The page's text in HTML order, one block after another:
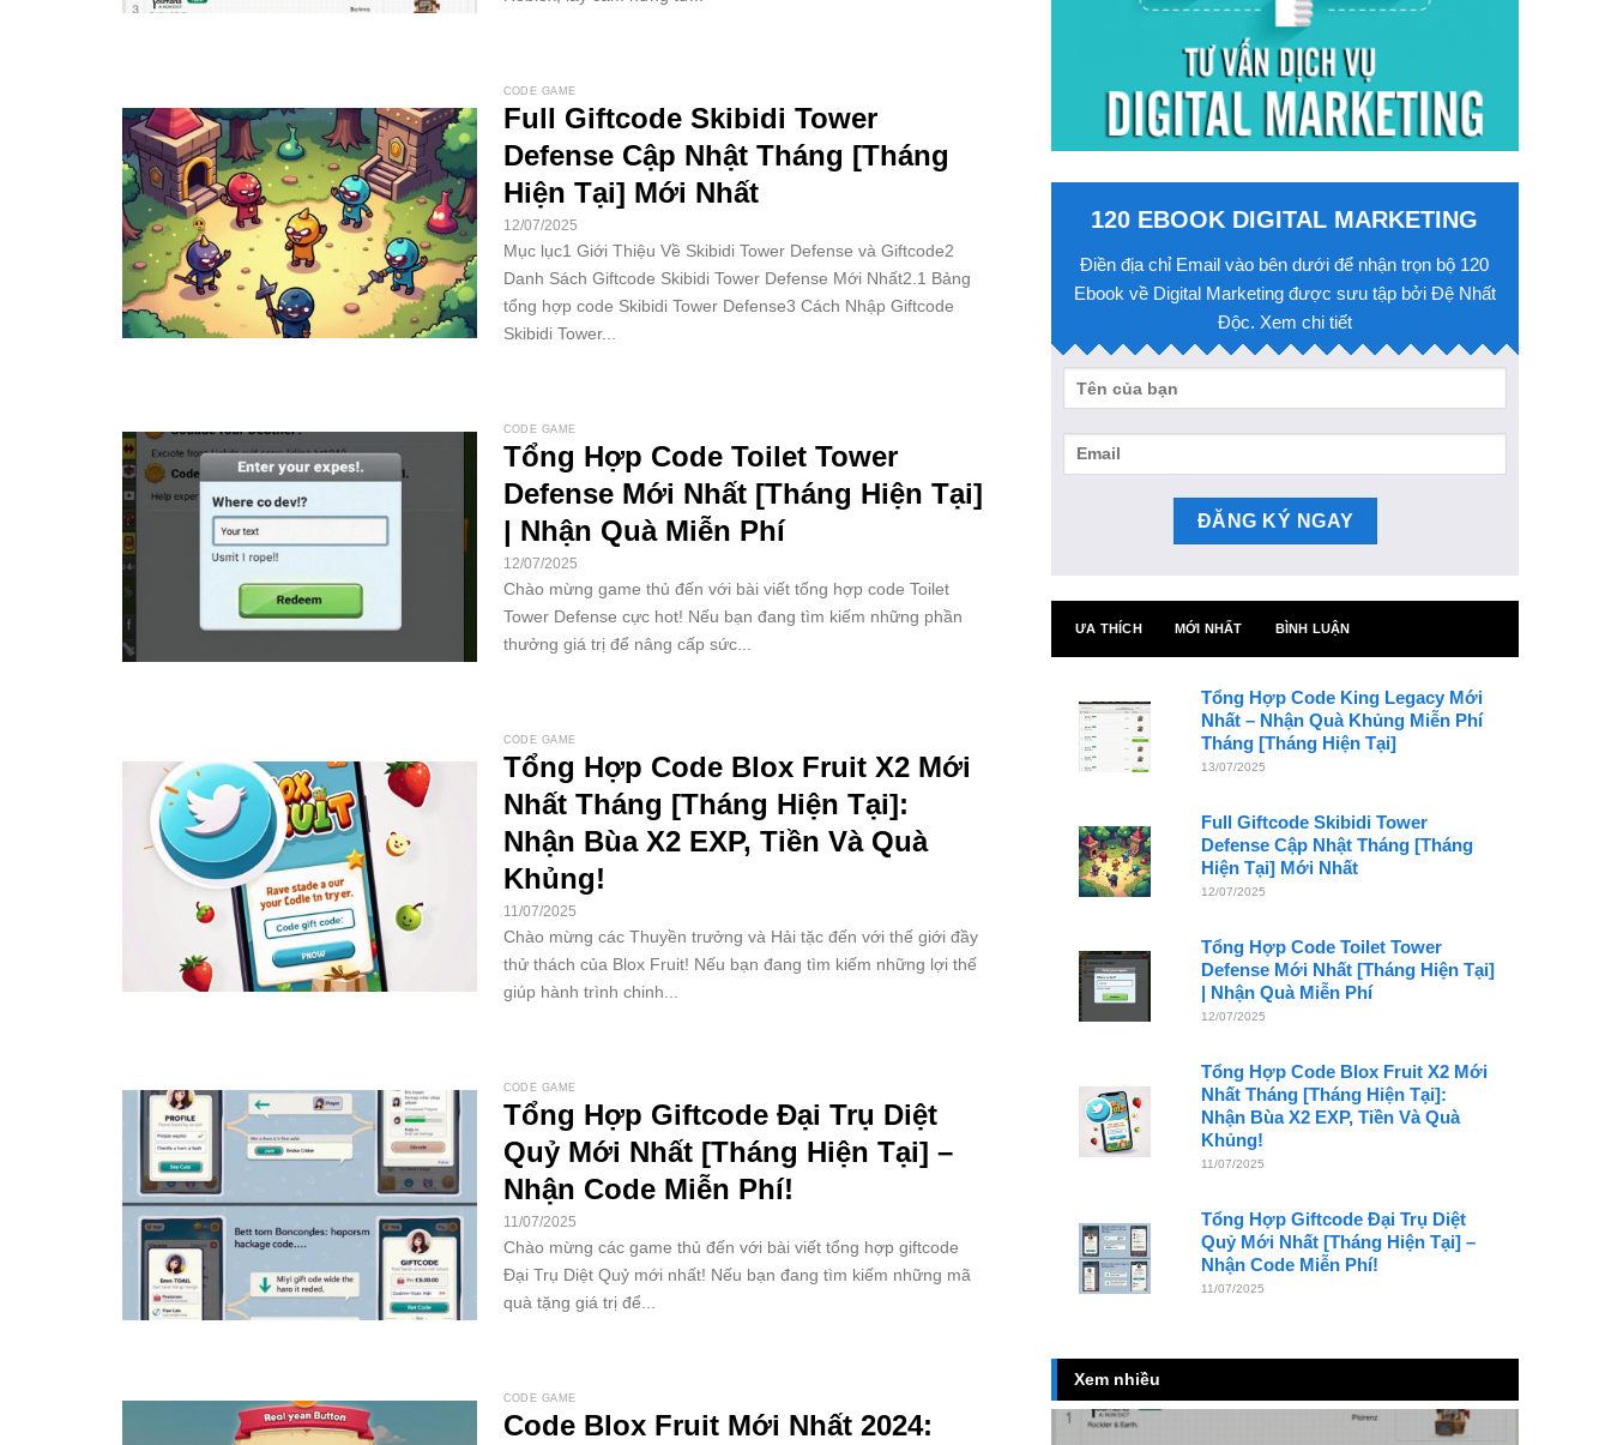
CODE GAME
Full Giftcode Skibidi Tower
Defense Cập Nhật Tháng [Tháng
Hiện Tại] Mới Nhất
12/07/2025
Mục lục1 Giới Thiệu Về Skibidi Tower Defense và Giftcode2
Danh Sách Giftcode Skibidi Tower Defense Mới Nhất2.1 Bảng
tổng hợp code Skibidi Tower Defense3 Cách Nhập Giftcode
Skibidi Tower...
CODE GAME
Tổng Hợp Code Toilet Tower
Defense Mới Nhất [Tháng Hiện Tại]
| Nhận Quà Miễn Phí
12/07/2025
Chào mừng game thủ đến với bài viết tổng hợp code Toilet
Tower Defense cực hot! Nếu bạn đang tìm kiếm những phần
thưởng giá trị để nâng cấp sức...
CODE GAME
Tổng Hợp Code Blox Fruit X2 Mới
Nhất Tháng [Tháng Hiện Tại]:
Nhận Bùa X2 EXP, Tiền Và Quà
Khủng!
11/07/2025
Chào mừng các Thuyền trưởng và Hải tặc đến với thế giới đầy
thử thách của Blox Fruit! Nếu bạn đang tìm kiếm những lợi thế
giúp hành trình chinh...
CODE GAME
Tổng Hợp Giftcode Đại Trụ Diệt
Quỷ Mới Nhất [Tháng Hiện Tại] –
Nhận Code Miễn Phí!
11/07/2025
Chào mừng các game thủ đến với bài viết tổng hợp giftcode
Đại Trụ Diệt Quỷ mới nhất! Nếu bạn đang tìm kiếm những mã
quà tặng giá trị để...
CODE GAME
Code Blox Fruit Mới Nhất 2024:
120 EBOOK DIGITAL MARKETING
Điền địa chỉ Email vào bên dưới để nhận trọn bộ 120
Ebook về Digital Marketing được sưu tập bởi Đệ Nhất
Độc. Xem chi tiết
ƯA THÍCH MỚI NHẤT BÌNH LUẬN
Tổng Hợp Code King Legacy Mới
Nhất – Nhận Quà Khủng Miễn Phí
Tháng [Tháng Hiện Tại]
13/07/2025
Full Giftcode Skibidi Tower
Defense Cập Nhật Tháng [Tháng
Hiện Tại] Mới Nhất
12/07/2025
Tổng Hợp Code Toilet Tower
Defense Mới Nhất [Tháng Hiện Tại]
| Nhận Quà Miễn Phí
12/07/2025
Tổng Hợp Code Blox Fruit X2 Mới
Nhất Tháng [Tháng Hiện Tại]:
Nhận Bùa X2 EXP, Tiền Và Quà
Khủng!
11/07/2025
Tổng Hợp Giftcode Đại Trụ Diệt
Quỷ Mới Nhất [Tháng Hiện Tại] –
Nhận Code Miễn Phí!
11/07/2025
Xem nhiều